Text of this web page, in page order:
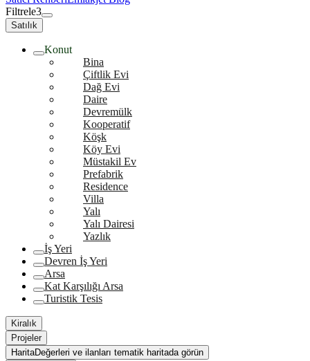
Filtrele3
Satılık
Konut
Bina
Çiftlik Evi
Dağ Evi
Daire
Devremülk
Kooperatif
Köşk
Köy Evi
Müstakil Ev
Prefabrik
Residence
Villa
Yalı
Yalı Dairesi
Yazlık
İş Yeri
Devren İş Yeri
Arsa
Kat Karşılığı Arsa
Turistik Tesis
Kiralık
Projeler
HaritaDeğerleri ve ilanları tematik haritada görün